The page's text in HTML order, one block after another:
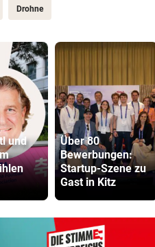
Drohne
und
Über 80
Bewerbungen:
Startup-Szene zu
Gast in Kitz